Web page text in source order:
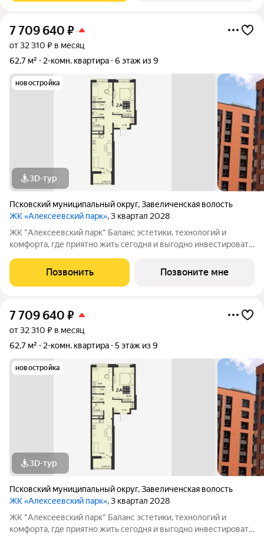
7 709 640 ₽
от 32 310 ₽ в месяц
62,7 м²
2-комн. квартира 6 этаж из 9
новостройка
3D-тур
Псковский муниципальный округ,Завеличенская волость
ЖК «Алексеевский парк», 3 квартал 2028
ЖК "Алексеевский парк" Баланс эстетики, технологий и
комфорта, где приятно жить сегодня и выгодно инвестировать
современный проект комфорт класса в развивающемся
районе дальнего Завеличья. Дом выполнен в
Позвонить Позвоните мне
7 709 640 ₽
от 32 310 ₽ в месяц
62,7 м²
2-комн. квартира 5 этаж из 9
новостройка
3D-тур
Псковский муниципальный округ,Завеличенская волость
ЖК «Алексеевский парк», 3 квартал 2028
ЖК "Алексеевский парк" Баланс эстетики, технологий и
комфорта, где приятно жить сегодня и выгодно инвестировать